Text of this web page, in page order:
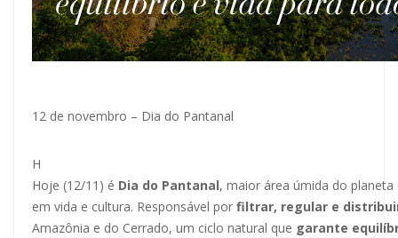
12 de novembro – Dia do Pantanal
H
Hoje (12/11) é Dia do Pantanal, maior área úmida do
em vida e cultura. Responsável por filtrar, regular e
Amazônia e do Cerrado, um ciclo natural que garante